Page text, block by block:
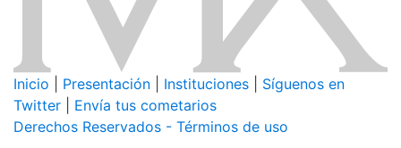
Inicio Presentación Instituciones
Síguenos en
Twitter
Envía tus cometarios
Derechos Reservados - Términos de uso